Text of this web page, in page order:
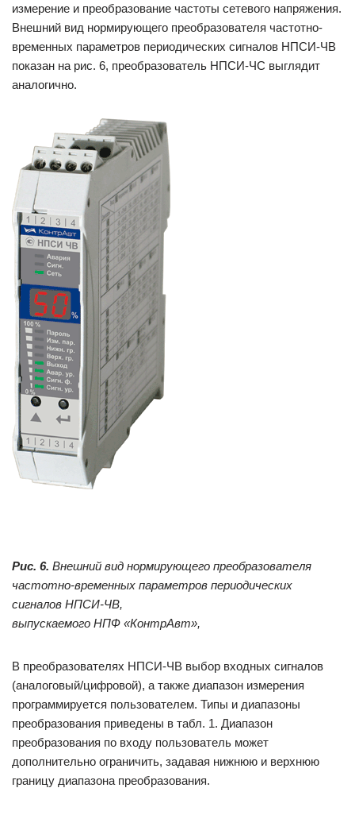
измерение и преобразование частоты сетевого напряжения.
Внешний вид нормирующего преобразователя частотно-
временных параметров периодических сигналов НПСИ-ЧВ
показан на рис. 6, преобразователь НПСИ-ЧС выглядит
аналогично.
Рис. 6. Внешний вид нормирующего преобразователя
частотно-временных параметров периодических
сигналов НПСИ-ЧВ,
выпускаемого НПФ «КонтрАвт»,
В преобразователях НПСИ-ЧВ выбор входных сигналов
(аналоговый/цифровой), а также диапазон измерения
программируется пользователем. Типы и диапазоны
преобразования приведены в табл. 1. Диапазон
преобразования по входу пользователь может
дополнительно ограничить, задавая нижнюю и верхнюю
границу диапазона преобразования.